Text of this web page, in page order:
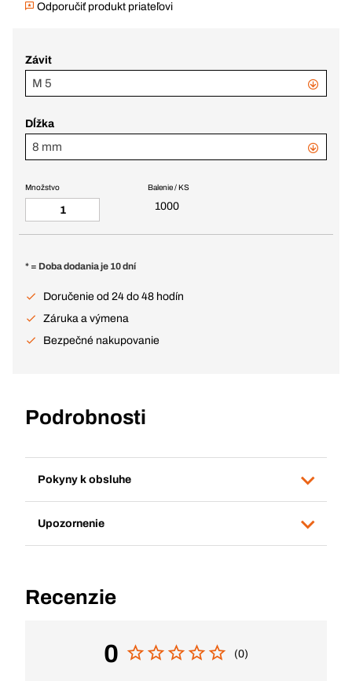
Odporučiť produkt priateľovi
Závit
M 5
Dĺžka
8 mm
Balenie / KS
1000
Množstvo
* = Doba dodania je 10 dní
Doručenie od 24 do 48 hodín
Záruka a výmena
Bezpečné nakupovanie
Podrobnosti
Pokyny k obsluhe
Upozornenie
Recenzie
0 (0)